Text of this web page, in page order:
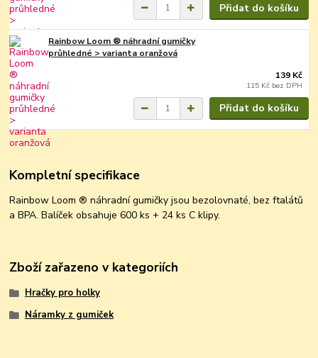
Přidat do košíku
Rainbow Loom ® náhradní gumičky
průhledné > varianta oranžová
139 Kč
115 Kč bez DPH
Přidat do košíku
Kompletní specifikace
Rainbow Loom ® náhradní gumičky jsou bezolovnaté, bez ftalátů
a BPA. Balíček obsahuje 600 ks + 24 ks C klipy.
Zboží zařazeno v kategoriích
Hračky pro holky
Náramky z gumiček